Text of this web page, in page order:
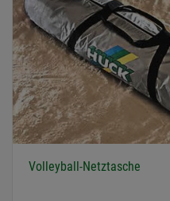
Volleyball-Netztasche